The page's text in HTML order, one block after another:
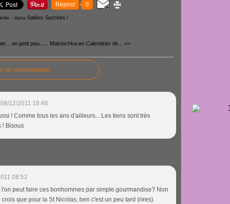
Repost 0
- dans Salées Sucrées !
un petit peu...... Matriochka en Calendrier de... >>
un commentaire
08/12/2011 18:48
! Comme tous les ans d'ailleurs... Les tiens sont très
! Bisous
08:52
l'on peut faire ces bonhommes par simple gourmandise? Non
que pour la St Nicolas, ben c'est un peu tard (rires).